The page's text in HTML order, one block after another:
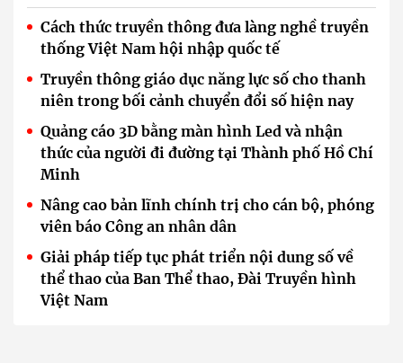
Cách thức truyền thông đưa làng nghề truyền
thống Việt Nam hội nhập quốc tế
Truyền thông giáo dục năng lực số cho thanh
niên trong bối cảnh chuyển đổi số hiện nay
Quảng cáo 3D bằng màn hình Led và nhận
thức của người đi đường tại Thành phố Hồ Chí
Minh
Nâng cao bản lĩnh chính trị cho cán bộ, phóng
viên báo Công an nhân dân
Giải pháp tiếp tục phát triển nội dung số về
thể thao của Ban Thể thao, Đài Truyền hình
Việt Nam